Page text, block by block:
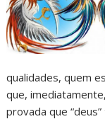
qualidades, quem
que,
provada que